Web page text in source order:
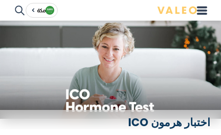
مكة
اختبار هرمون ICO